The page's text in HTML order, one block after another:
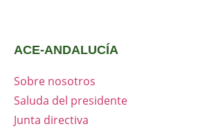
ACE-ANDALUCÍA
Sobre nosotros
Saluda del presidente
Junta directiva